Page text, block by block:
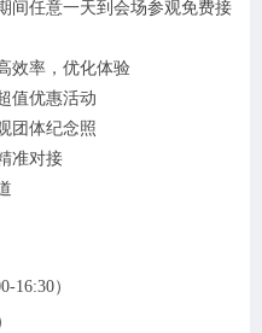
间任意一天到会场参观免费接
效率，优化体验
值优惠活动
团体纪念照
准对接
16:30）